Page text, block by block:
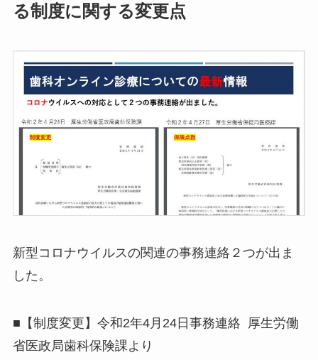
る制度に関する変更点
新型コロナウイルスの関連の事務連絡２つが出ま
した。
■【制度変更】令和2年4月24日事務連絡 厚生労働
省医政局歯科保険課より